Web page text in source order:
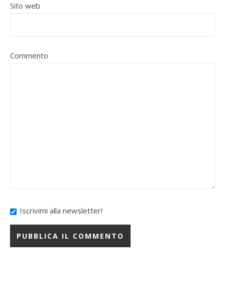
Sito web
Commento
Iscrivimi alla newsletter!